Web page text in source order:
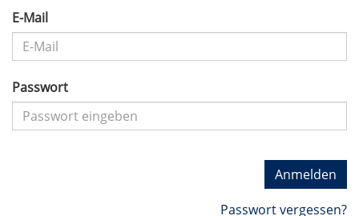
E-Mail
Passwort
Anmelden
Passwort vergessen?